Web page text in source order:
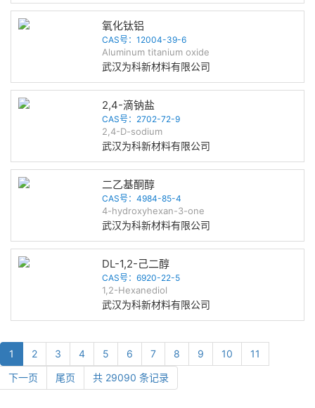
氧化钛铝
CAS号：12004-39-6
Aluminum titanium oxide
武汉为科新材料有限公司
2,4-滴钠盐
CAS号：2702-72-9
2,4-D-sodium
武汉为科新材料有限公司
二乙基酮醇
CAS号：4984-85-4
4-hydroxyhexan-3-one
武汉为科新材料有限公司
DL-1,2-己二醇
CAS号：6920-22-5
1,2-Hexanediol
武汉为科新材料有限公司
1 2 3 4 5 6 7 8 9 10
11
下一页
尾页 共 29090 条记录